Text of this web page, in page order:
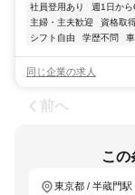
社員登用あり
週1日から
主婦・主夫歓迎
資格取
シフト自由
学歴不問
同じ企業の求人
前へ
この
東京都 / 半蔵門駅